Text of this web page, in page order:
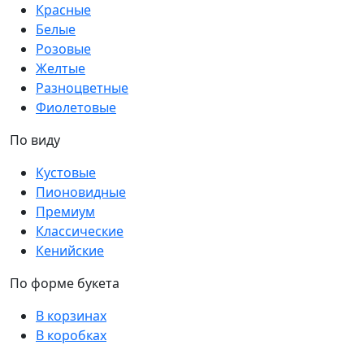
Красные
Белые
Розовые
Желтые
Разноцветные
Фиолетовые
По виду
Кустовые
Пионовидные
Премиум
Классические
Кенийские
По форме букета
В корзинах
В коробках